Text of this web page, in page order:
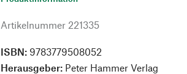
Artikelnummer 221335
ISBN: 9783779508052
Herausgeber: Peter Hammer Verlag